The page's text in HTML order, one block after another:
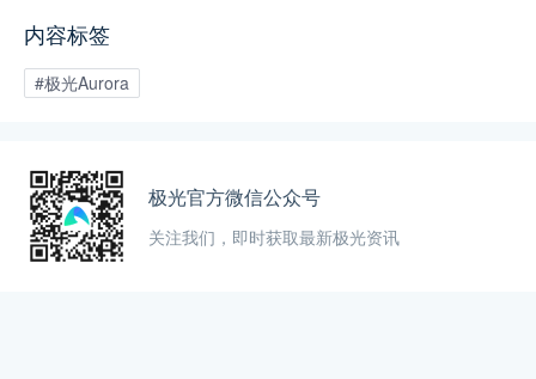
内容标签
#极光Aurora
极光官方微信公众号
关注我们，即时获取最新极光资讯